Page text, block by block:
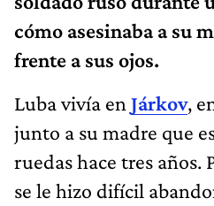
cómo asesinaba a su
frente a sus ojos.
Luba vivía en Járkov,
junto a su madre que
ruedas hace tres años.
se le hizo difícil